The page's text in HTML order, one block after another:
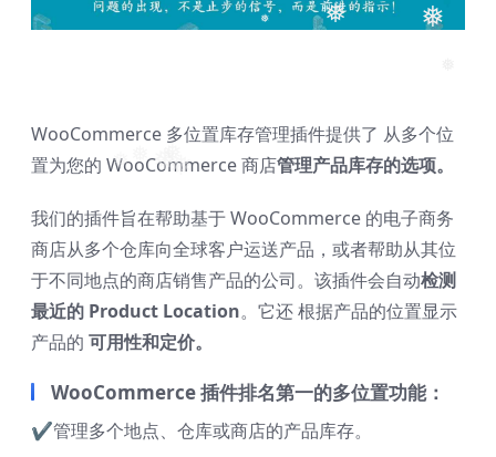
❅
❅
❅
❅
❅
WooCommerce 多位置库存管理插件提供了 从多个位
置为您的 WooCommerce 商店管理产品库存的选项。
我们的插件旨在帮助基于 WooCommerce 的电子商务
商店从多个仓库向全球客户运送产品，或者帮助从其位
于不同地点的商店销售产品的公司。该插件会自动检测
最近的 Product Location。它还 根据产品的位置显示
产品的 可用性和定价。
WooCommerce 插件排名第一的多位置功能：
✔管理多个地点、仓库或商店的产品库存。